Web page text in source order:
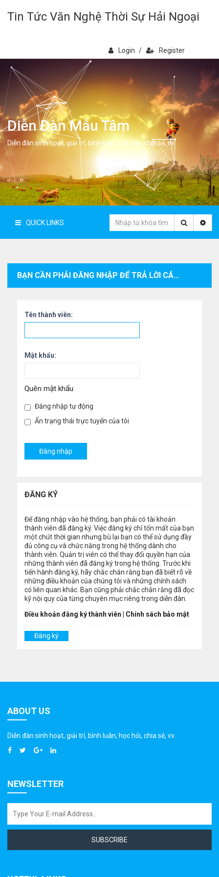
Tin Tức Văn Nghệ Thời Sự Hải Ngoại
Login / Register
Diễn Đàn Mẫu Tâm
Diễn đàn sinh hoạt, giải trí, bình luân, học hỏi, chia sẻ, vv.
QUICK LINKS
BẠN CẦN PHẢI ĐĂNG NHẬP ĐỂ TRẢ LỜI CÁC CHỦ ĐỀ TRONG CHUYÊN MỤC NÀY.
Tên thành viên:
Mật khẩu:
Quên mật khẩu
Đăng nhập tự động
Ẩn trạng thái trực tuyến của tôi
ĐĂNG KÝ
Để đăng nhập vào hệ thống, bạn phải có tài khoản
thành viên đã đăng ký. Việc đăng ký chỉ tốn mất của bạn
một chút thời gian nhưng bù lại bạn có thể sử dụng đầy
đủ công cụ và chức năng trong hệ thống dành cho
thành viên. Quản trị viên có thể thay đổi quyền hạn của
những thành viên đã đăng ký trong hệ thống. Trước khi
tiến hành đăng ký, hãy chắc chắn rằng bạn đã biết rõ về
những điều khoản của chúng tôi và những chính sách
có liên quan khác. Bạn cũng phải chắc chắn rằng đã đọc
kỹ nội quy của từng chuyên mục riêng trong diễn đàn.
Điều khoản đăng ký thành viên
Chính sách bảo mật
Đăng ký
ABOUT US
Diễn đàn sinh hoạt, giải trí, bình luân, học hỏi, chia sẻ, vv.
NEWSLETTER
SUBSCRIBE